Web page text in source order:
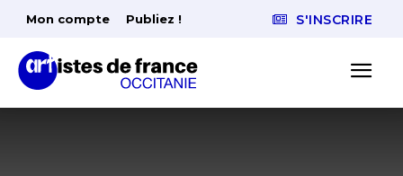
Mon compte Publiez ! S'INSCRIRE